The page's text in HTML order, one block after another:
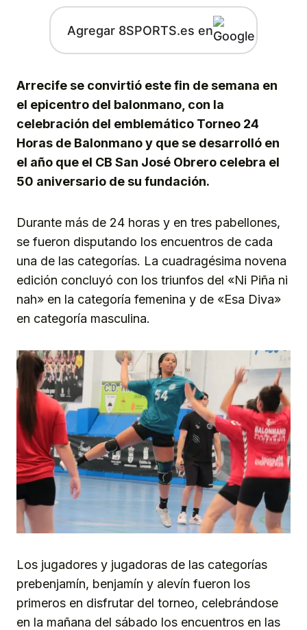
Agregar 8SPORTS.es en
Arrecife se convirtió este fin de semana en
el epicentro del balonmano, con la
celebración del emblemático Torneo 24
Horas de Balonmano y que se desarrolló en
el año que el CB San José Obrero celebra el
50 aniversario de su fundación.
Durante más de 24 horas y en tres pabellones,
se fueron disputando los encuentros de cada
una de las categorías. La cuadragésima novena
edición concluyó con los triunfos del «Ni Piña ni
nah» en la categoría femenina y de «Esa Diva»
en categoría masculina.
Los jugadores y jugadoras de las categorías
prebenjamín, benjamín y alevín fueron los
primeros en disfrutar del torneo, celebrándose
en la mañana del sábado los encuentros en las